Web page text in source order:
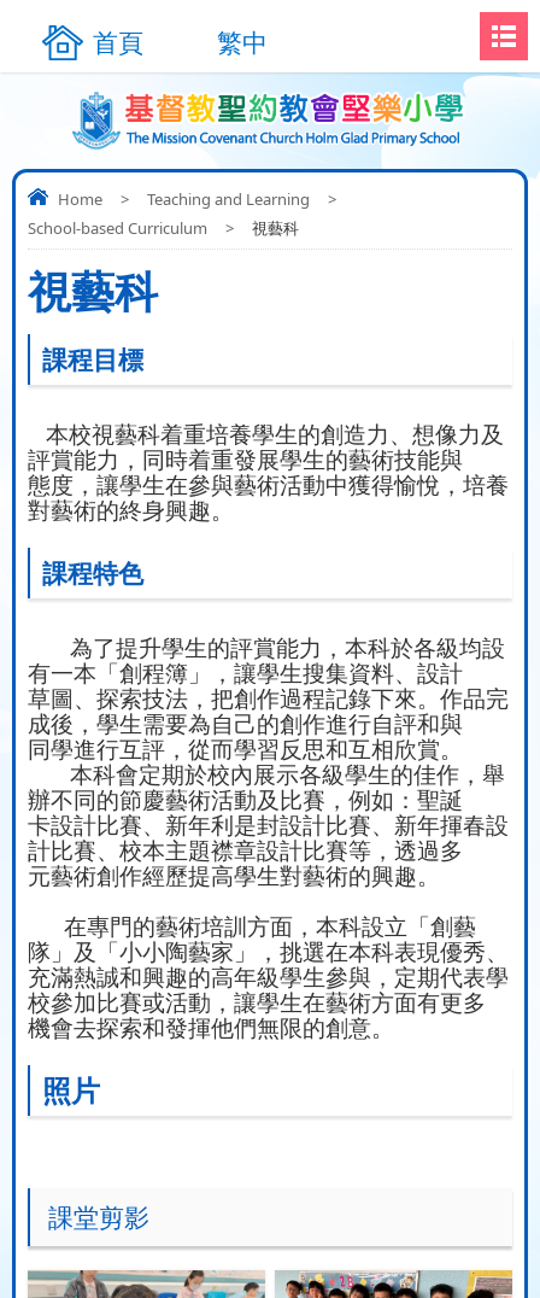
首頁 繁中
Home > Teaching and Learning
>
School-based Curriculum
> 視藝科
視藝科
課程目標
本校視藝科着重培養學生的創造力、想像力及
評賞能力，同時着重發展學生的藝術技能與
態度， 讓學生在參與藝術活動中獲得愉悅，培養
對藝術的終身興趣。
課程特色
為了提升學生的評賞能力，本科於各級均設
有一本「創程簿」，讓學生搜集資料、設計
草圖、 探索技法，把創作過程記錄下來。作品完
成後，學生需要為自己的創作進行自評和與
同學進行互評 ，從而學習反思和互相欣賞。
本科會定期於校內展示各級學生的佳作，舉
辦不同的節慶藝術活動及比賽，例如：聖誕
卡設計比賽、新年利是封設計比賽、新年揮春設
計比賽、校本主題襟章設計比賽等，透過多
元藝術創作經歷提高學生對藝術的興趣。
在專門的藝術培訓方面，本科設立「創藝
隊」及「小小陶藝家」，挑選在本科表現優秀、
充滿熱誠和興趣的高年級學生參與，定期代表學
校參加比賽或活動，讓學生在藝術方面有更多
機會去探索和發揮他們無限的創意。
照片
課堂剪影